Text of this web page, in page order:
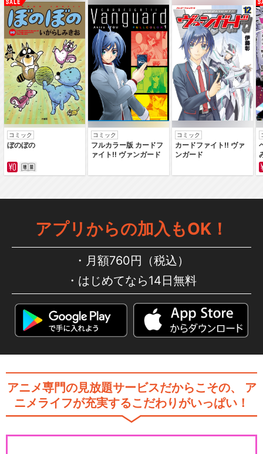
コミック
ぼのぼの
コミック
フルカラー版 カードフ
ァイト‼ ヴァンガード
コミック
カードファイト‼ ヴァ
ンガード
アプリからの加入もOK！
月額760円（税込）
はじめてなら14日無料
アニメ専門の見放題サービスだからこその、
ア
ニメライフが充実するこだわりがいっぱい！